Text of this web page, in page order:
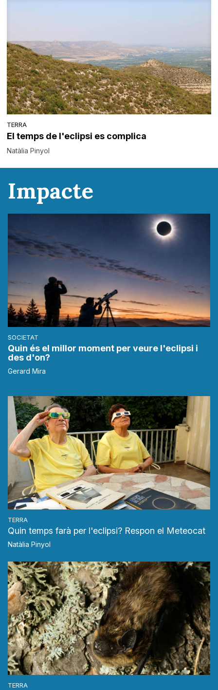
TERRA
El temps de l'eclipsi es complica
Natàlia Pinyol
Impacte
SOCIETAT
Quin és el millor moment per veure l'eclipsi i
des d'on?
Gerard Mira
TERRA
Quin temps farà per l'eclipsi? Respon el Meteocat
Natàlia Pinyol
TERRA